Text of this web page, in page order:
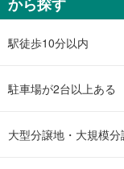
駅徒歩10分以内
駐車場が2台以上ある
大型分譲地・大規模分